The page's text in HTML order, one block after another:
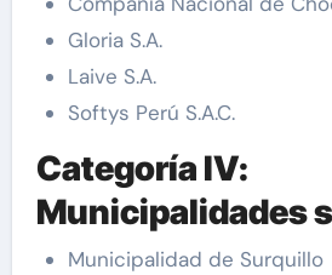
Gloria S.A.
Laive S.A.
Softys Perú S.A.C.
Categoría IV:
Municipalidades
Municipalidad de Surquillo